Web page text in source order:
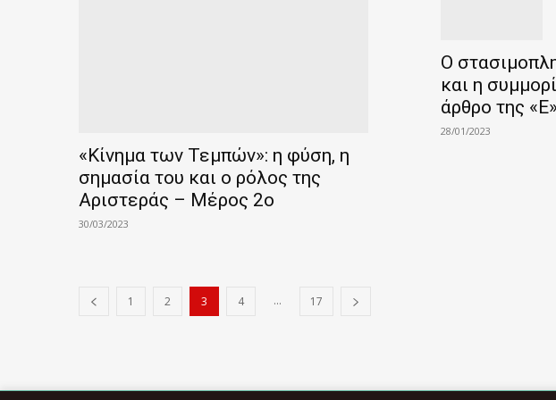
«Κίνημα των Τεμπών»: η φύση, η
σημασία του και ο ρόλος της
Αριστεράς – Μέρος 2ο
30/03/2023
Ο
και η
άρθρο της
28/01/2023
1 2 3 4 ... 17